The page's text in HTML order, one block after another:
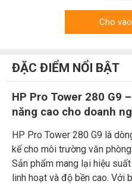
Cho
ĐẶC ĐIỂM NỔI BẬT
HP Pro Tower 280 G9
năng cao cho doanh
HP Pro Tower 280 G9 là
kế cho môi trường văn
Sản phẩm mang lại hiệu
linh hoạt và độ bền cao. Với